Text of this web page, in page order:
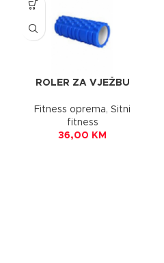
ROLER ZA VJEŽBU
Fitness oprema, Sitni
fitness
36,00 KM